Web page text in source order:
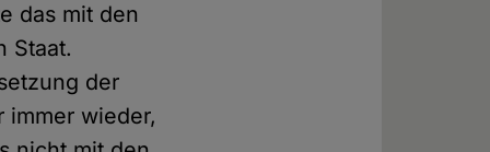
das mit den
Staat.
der
immer wieder,